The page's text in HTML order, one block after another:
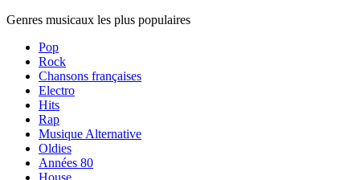
Genres musicaux les plus populaires
Pop
Rock
Chansons françaises
Electro
Hits
Rap
Musique Alternative
Oldies
Années 80
House